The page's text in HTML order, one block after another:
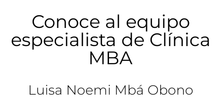
Conoce al equipo
especialista de Clínica
MBA
Luisa Noemi Mbá Obono